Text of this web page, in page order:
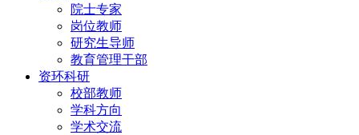
院士专家
岗位教师
研究生导师
教育管理干部
资环科研
校部教师
学科方向
学术交流